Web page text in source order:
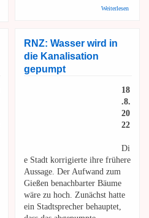
über Deutsche Welle / Klimareporter: "Wie die Reichen
Weiterlesen
RNZ: Wasser wird in
die Kanalisation
gepumpt
18
.8.
20
22
Di
e Stadt korrigierte ihre frühere
Aussage. Der Aufwand zum
Gießen benachbarter Bäume
wäre zu hoch. Zunächst hatte
ein Stadtsprecher behauptet,